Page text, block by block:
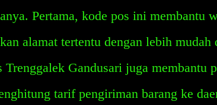
Pertama, kode pos ini membantu
alamat tertentu dengan lebih mudah
Trenggalek Gandusari juga membantu
tarif pengiriman barang ke